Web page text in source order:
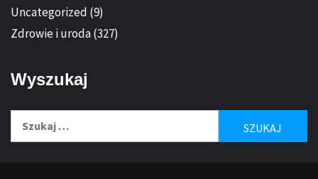
Uncategorized (9)
Zdrowie i uroda(327)
Wyszukaj